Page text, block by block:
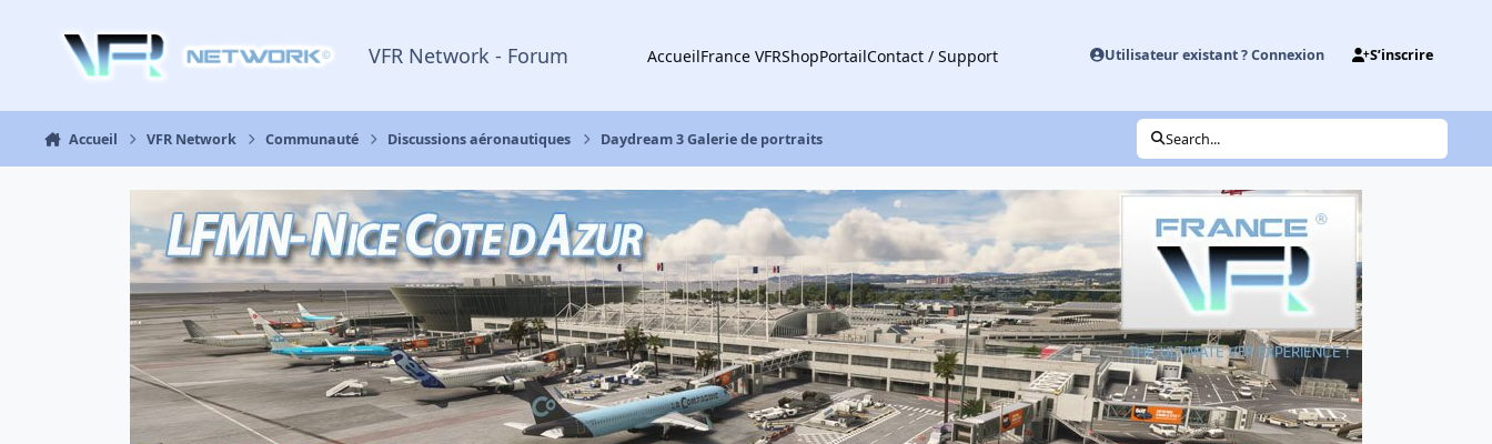
VFR Network - Forum AccueilFrance VFRShopPortailContact / Support Utilisateur existant ? Connexion S’inscrire
Accueil VFR Network Communauté Discussions aéronautiques Daydream 3 Galerie de portraits Search...